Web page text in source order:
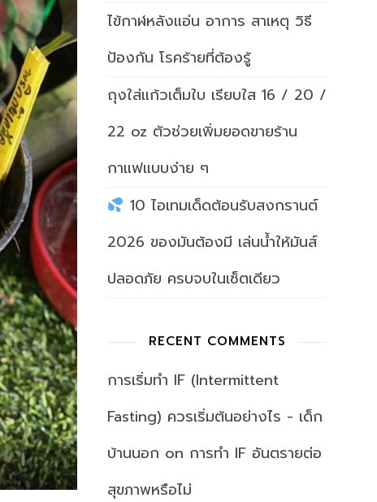
ไข้กาฬหลังแอ่น อาการ สาเหตุ วิธี
ป้องกัน โรคร้ายที่ต้องรู้
ถุงใส่แก้วเต็มใบ เรียบใส 16 / 20 /
22 oz ตัวช่วยเพิ่มยอดขายร้าน
กาแฟแบบง่าย ๆ
10 ไอเทมเด็ดต้อนรับสงกรานต์
2026 ของมันต้องมี เล่นน้ำให้มันส์
ปลอดภัย ครบจบในเซ็ตเดียว
RECENT COMMENTS
การเริ่มทำ IF (Intermittent
Fasting) ควรเริ่มต้นอย่างไร - เด็ก
บ้านนอก on การทำ IF อันตรายต่อ
สุขภาพหรือไม่